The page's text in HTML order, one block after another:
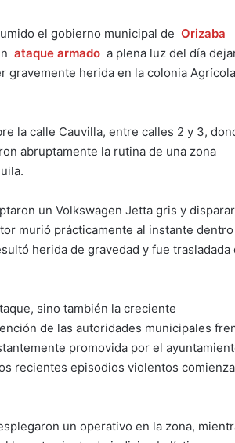
el gobierno municipal de Orizaba
ataque armado a plena luz del día
gravemente herida en la colonia Agrícola
la calle Cauvilla, entre calles 2 y 3,
abruptamente la rutina de una zona
un Volkswagen Jetta gris y
murió prácticamente al instante
herida de gravedad y fue trasladada
sino también la creciente
de las autoridades municipales
promovida por el
recientes episodios violentos
un operativo en la zona,